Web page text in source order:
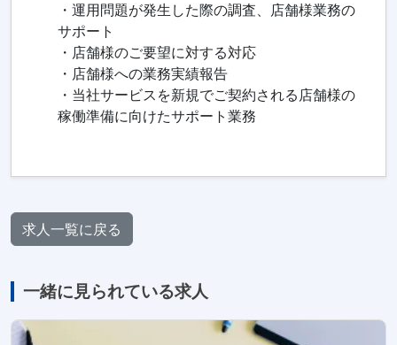
・運用問題が発生した際の調査、店舗様業務の
サポート
・店舗様のご要望に対する対応
・店舗様への業務実績報告
・当社サービスを新規でご契約される店舗様の
稼働準備に向けたサポート業務
求人一覧に戻る
一緒に見られている求人